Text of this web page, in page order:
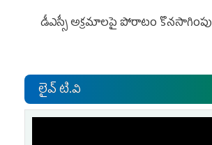
డీఎస్సీ అక్రమాలపై పోరాటం కొనసాగింపు
లైవ్ టి.వి